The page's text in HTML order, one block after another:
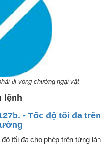
đi vòng chướng ngại vật
lệnh
- Tốc độ tối đa trên
độ tối đa cho phép trên từng làn